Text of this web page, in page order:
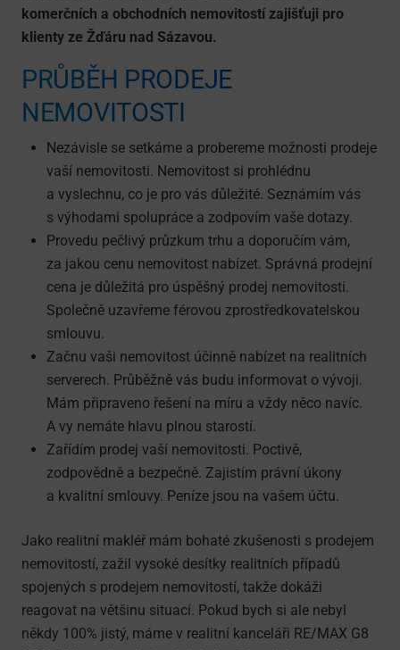
komerčních a obchodních nemovitostí zajišťuji pro
klienty ze Žďáru nad Sázavou.
PRŮBĚH PRODEJE
NEMOVITOSTI
Nezávisle se setkáme a probereme možnosti prodeje
vaší nemovitosti. Nemovitost si prohlédnu
a vyslechnu, co je pro vás důležité. Seznámím vás
s výhodami spolupráce a zodpovím vaše dotazy.
Provedu pečlivý průzkum trhu a doporučím vám,
za jakou cenu nemovitost nabízet. Správná prodejní
cena je důležitá pro úspěšný prodej nemovitosti.
Společně uzavřeme férovou zprostředkova­telskou
smlouvu.
Začnu vaši nemovitost účinně nabízet na realitních
serverech. Průběžně vás budu informovat o vývoji.
Mám připraveno řešení na míru a vždy něco navíc.
A vy nemáte hlavu plnou starostí.
Zařídím prodej vaší nemovitosti. Poctivě,
zodpovědně a bezpečně. Zajistím právní úkony
a kvalitní smlouvy. Peníze jsou na vašem účtu.
Jako realitní makléř mám bohaté zkušenosti s prodejem
nemovitostí, zažil vysoké desítky realitních případů
spojených s prodejem nemovitostí, takže dokáži
reagovat na většinu situací. Pokud bych si ale nebyl
někdy 100% jistý, máme v realitní kanceláři RE/MAX G8